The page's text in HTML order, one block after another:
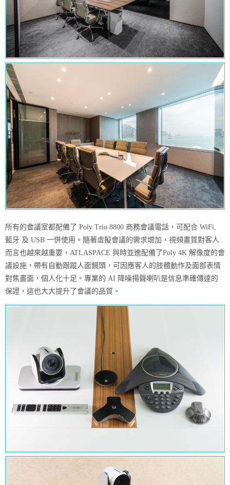
所有的會議室都配備了 Poly Trio 8800 商務會議電話，可配合 WiFi,
藍牙 及 USB 一併使用。隨著虛擬會議的需求增加，視頻畫質對客人
而言也越來越重要，ATLASPACE 與時並進配備了Poly 4K 解像度的會
議設施，帶有自動跟蹤人面鏡頭，可因應客人的肢體動作及面部表情
對焦畫面，個人化十足。專業的 AI 降噪揚聲喇叭是信息準確傳達的
保證，這也大大提升了會議的品質。